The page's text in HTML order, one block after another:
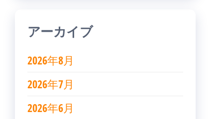
アーカイブ
2026年8月
2026年7月
2026年6月